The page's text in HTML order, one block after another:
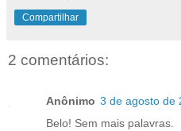
Compartilhar
2 comentários:
Anônimo 3 de agosto de
Belo! Sem mais palavras.